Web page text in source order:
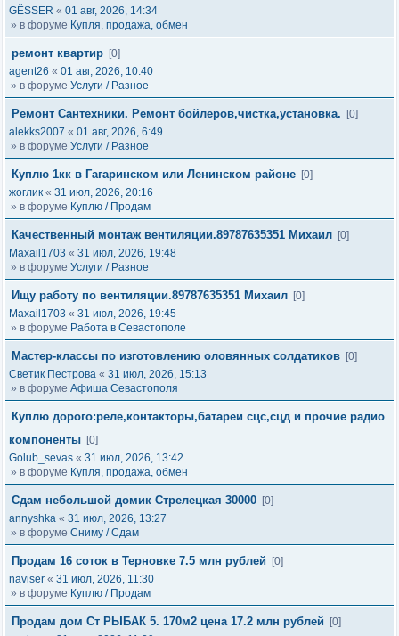
GЁSSER « 01 авг, 2026, 14:34
» в форуме Купля, продажа, обмен
ремонт квартир [0]
agent26 « 01 авг, 2026, 10:40
» в форуме Услуги / Разное
Ремонт Сантехники. Ремонт бойлеров,чистка,установка.
[0]
alekks2007 « 01 авг, 2026, 6:49
» в форуме Услуги / Разное
Куплю 1кк в Гагаринском или Ленинском районе [0]
жоглик « 31 июл, 2026, 20:16
» в форуме Куплю / Продам
Качественный монтаж вентиляции.89787635351 Михаил [0]
Maxail1703 « 31 июл, 2026, 19:48
» в форуме Услуги / Разное
Ищу работу по вентиляции.89787635351 Михаил [0]
Maxail1703 « 31 июл, 2026, 19:45
» в форуме Работа в Севастополе
Мастер-классы по изготовлению оловянных солдатиков [0]
Светик Пестрова « 31 июл, 2026, 15:13
» в форуме Афиша Севастополя
Куплю дорого:реле,контакторы,батареи сцс,сцд и прочие радио
компоненты [0]
Golub_sevas « 31 июл, 2026, 13:42
» в форуме Купля, продажа, обмен
Сдам небольшой домик Стрелецкая 30000 [0]
annyshka « 31 июл, 2026, 13:27
» в форуме Сниму / Сдам
Продам 16 соток в Терновке 7.5 млн рублей
[0]
naviser « 31 июл, 2026, 11:30
» в форуме Куплю / Продам
Продам дом Ст РЫБАК 5. 170м2 цена 17.2 млн рублей
[0]